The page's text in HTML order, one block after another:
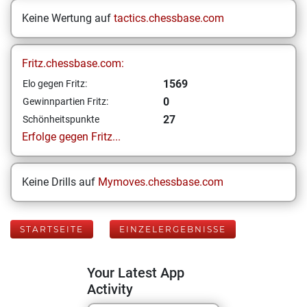
Keine Wertung auf tactics.chessbase.com
Fritz.chessbase.com:
Elo gegen Fritz: 1569
Gewinnpartien Fritz: 0
Schönheitspunkte
27
Erfolge gegen Fritz...
Keine Drills auf Mymoves.chessbase.com
STARTSEITE EINZELERGEBNISSE
Your Latest App
Activity